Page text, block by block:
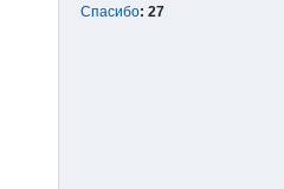
Спасибо: 27